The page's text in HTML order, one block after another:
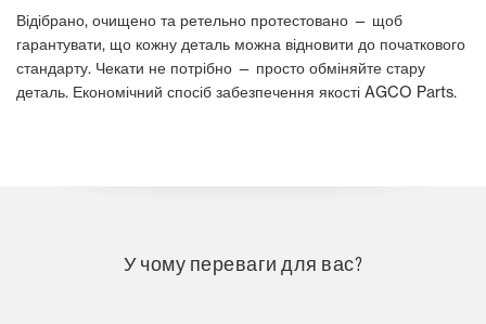
Відібрано, очищено та ретельно протестовано — щоб
гарантувати, що кожну деталь можна відновити до початкового
стандарту. Чекати не потрібно — просто обміняйте стару
деталь. Економічний спосіб забезпечення якості AGCO Parts.
У чому переваги для вас?